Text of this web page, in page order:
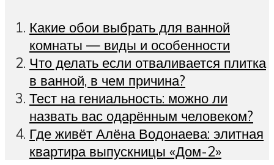
Какие обои выбрать для ванной
комнаты — виды и особенности
Что делать если отваливается плитка
в ванной, в чем причина?
Тест на гениальность: можно ли
назвать вас одарённым человеком?
Где живёт Алёна Водонаева: элитная
квартира выпускницы «Дом-2»